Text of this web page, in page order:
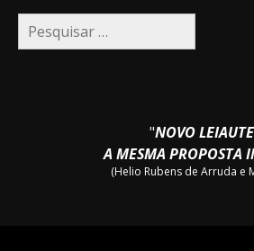
Pesquisar
por:
"NOVO LEIAUTE
A MESMA PROPOSTA
(Helio Rubens de Arruda e